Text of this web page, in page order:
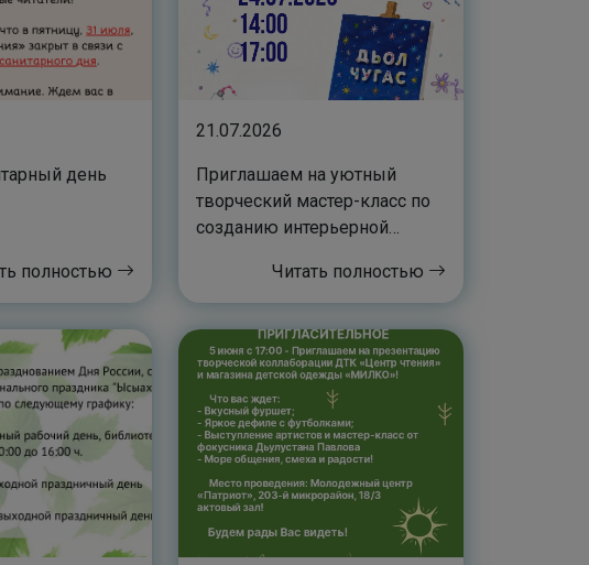
день
полностью
21.07.2026
Приглашаем на уютный
творческий мастер-класс по
созданию интерьерной
Читать полностью